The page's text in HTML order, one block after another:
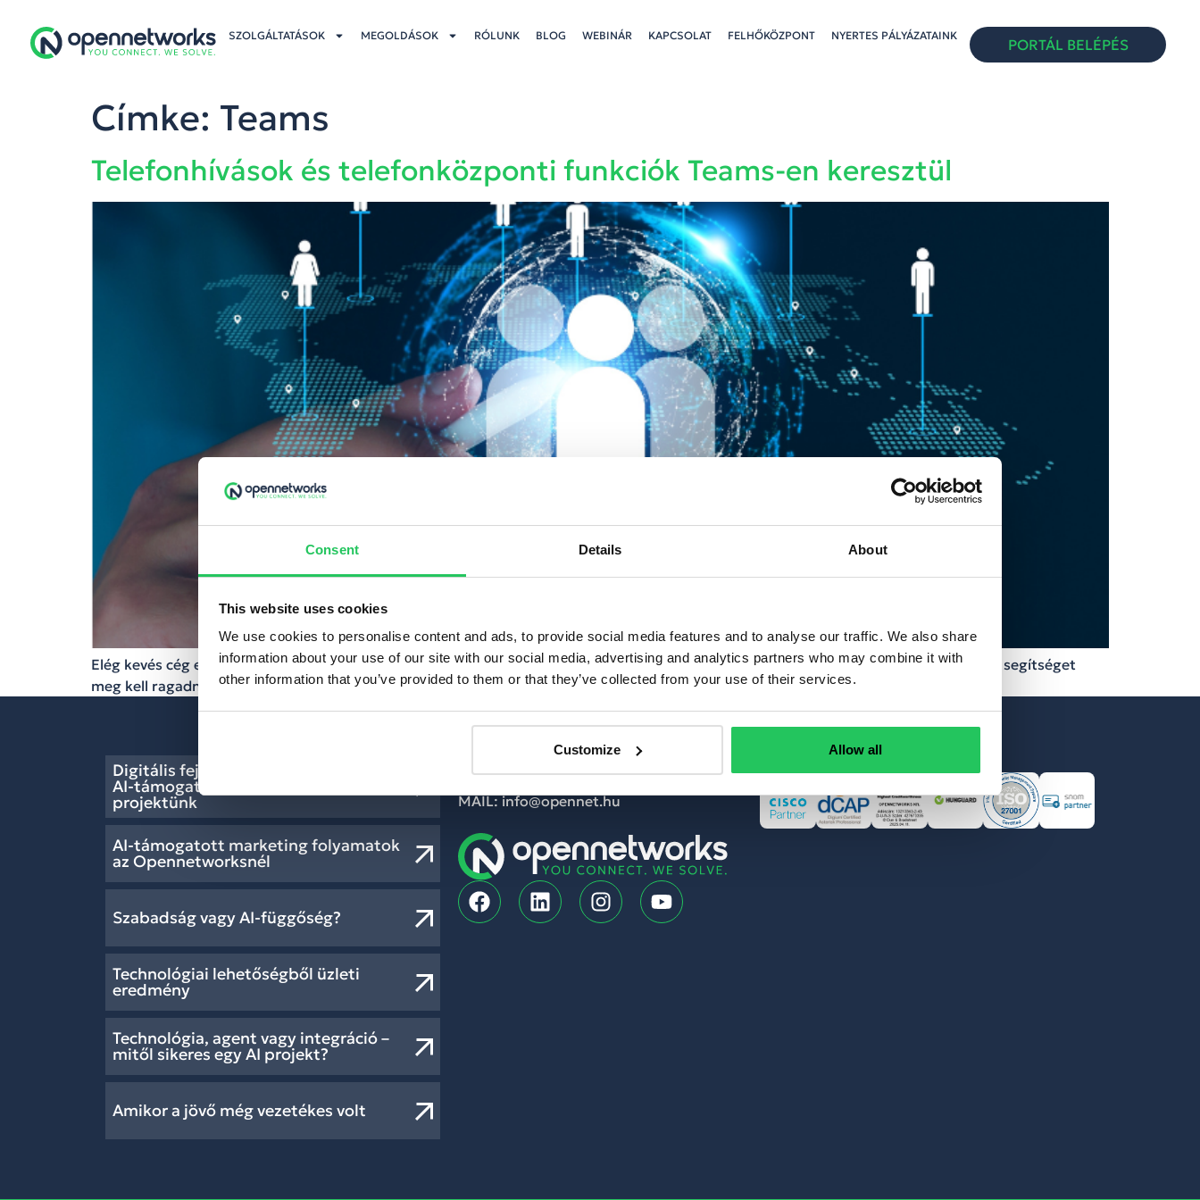
Consent Details About
This website uses cookies
We use cookies to personalise content and ads, to provide social media features and to analyse our traffic. We also share
information about your use of our site with our social media, advertising and analytics partners who may combine it with
other information that you’ve provided to them or that they’ve collected from your use of their services.
Customize Allow all
SZOLGÁLTATÁSOK MEGOLDÁSOK RÓLUNK BLOG WEBINÁR KAPCSOLAT FELHŐKÖZPONT NYERTES PÁLYÁZATAINK
PORTÁL BELÉPÉS
Címke: Teams
Telefonhívások és telefonközponti funkciók Teams-en keresztül
Elég kevés cég engedheti meg manapság, hogy a kollégák egyetlen dologgal foglalkozzanak. A feladatok száma egyre nő, így minden segítséget
meg kell ragadni, ami egyszerűsítheti a folyamatokat.
Digitális fejlesztés, lean folyamatok,
AI-támogatás – lezárult a GINOP Plusz
projektünk
AI-támogatott marketing folyamatok
az Opennetworksnél
Szabadság vagy AI-függőség?
Technológiai lehetőségből üzleti
eredmény
Technológia, agent vagy integráció –
mitől sikeres egy AI projekt?
Amikor a jövő még vezetékes volt
TEL: +36-1 999 6060
MAIL: info@opennet.hu
Tanúsítványaink